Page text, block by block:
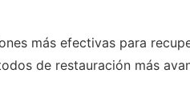
más efectivas para
de restauración más